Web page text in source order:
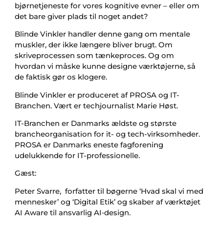
bjørnetjeneste for vores kognitive evner – eller om
det bare giver plads til noget andet?
Blinde Vinkler handler denne gang om mentale
muskler, der ikke længere bliver brugt. Om
skriveprocessen som tænkeproces. Og om
hvordan vi måske kunne designe værktøjerne, så
de faktisk gør os klogere.
Blinde Vinkler er produceret af PROSA og IT-
Branchen. Vært er techjournalist Marie Høst.
IT-Branchen er Danmarks ældste og største
brancheorganisation for it- og tech-virksomheder.
PROSA er Danmarks eneste fagforening
udelukkende for IT-professionelle.
Gæst:
Peter Svarre, forfatter til bøgerne ‘Hvad skal vi med
mennesker’ og ‘Digital Etik’ og skaber af værktøjet
AI Aware til ansvarlig AI‑design.